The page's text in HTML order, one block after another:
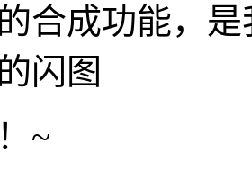
合成功能，
闪图
~